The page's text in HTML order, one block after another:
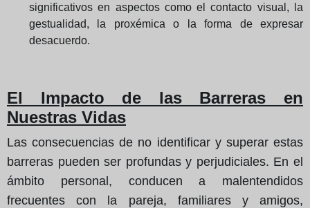
significativos en aspectos como el contacto visual, la
gestualidad, la proxémica o la forma de expresar
desacuerdo.
El Impacto de las Barreras en
Nuestras Vidas
Las consecuencias de no identificar y superar estas
barreras pueden ser profundas y perjudiciales. En el
ámbito personal, conducen a malentendidos
frecuentes con la pareja, familiares y amigos,